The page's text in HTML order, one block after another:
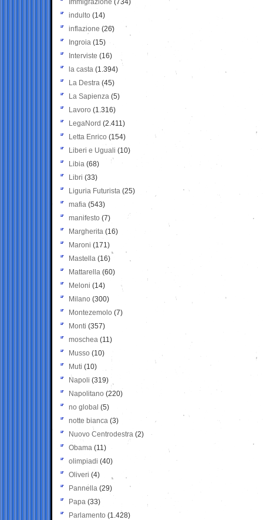
Immigrazione (734)
indulto (14)
inflazione (26)
Ingroia (15)
Interviste (16)
la casta (1.394)
La Destra (45)
La Sapienza (5)
Lavoro (1.316)
LegaNord (2.411)
Letta Enrico (154)
Liberi e Uguali (10)
Libia (68)
Libri (33)
Liguria Futurista (25)
mafia (543)
manifesto (7)
Margherita (16)
Maroni (171)
Mastella (16)
Mattarella (60)
Meloni (14)
Milano (300)
Montezemolo (7)
Monti (357)
moschea (11)
Musso (10)
Muti (10)
Napoli (319)
Napolitano (220)
no global (5)
notte bianca (3)
Nuovo Centrodestra (2)
Obama (11)
olimpiadi (40)
Oliveri (4)
Pannella (29)
Papa (33)
Parlamento (1.428)